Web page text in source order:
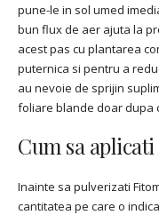
pune-le in sol umed
bun flux de aer ajuta la
acest pas cu plantarea
puternica si pentru a
au nevoie de sprijin
foliare blande doar dupa
Cum sa
Inainte sa pulverizati
cantitatea pe care o